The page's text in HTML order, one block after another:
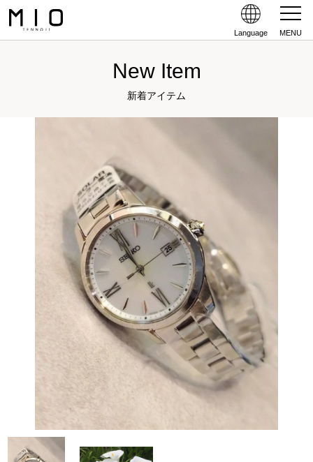
Language MENU
New Item
新着アイテム